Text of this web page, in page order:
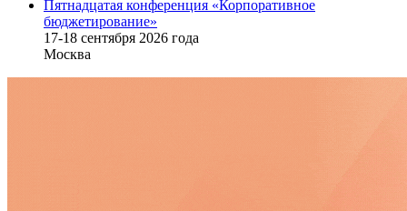
Пятнадцатая конференция «Корпоративное
бюджетирование»
17-18 сентября 2026 года
Москва